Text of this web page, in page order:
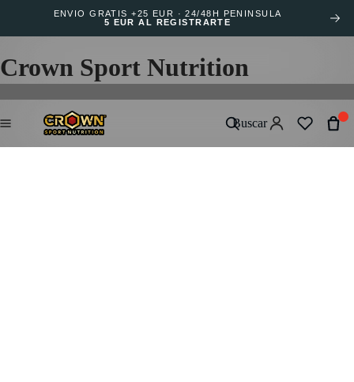
ENVÍO GRATIS +25 EUR · 24/48H PENÍNSULA
5 EUR AL REGISTRARTE
Crown Sport Nutrition
Buscar